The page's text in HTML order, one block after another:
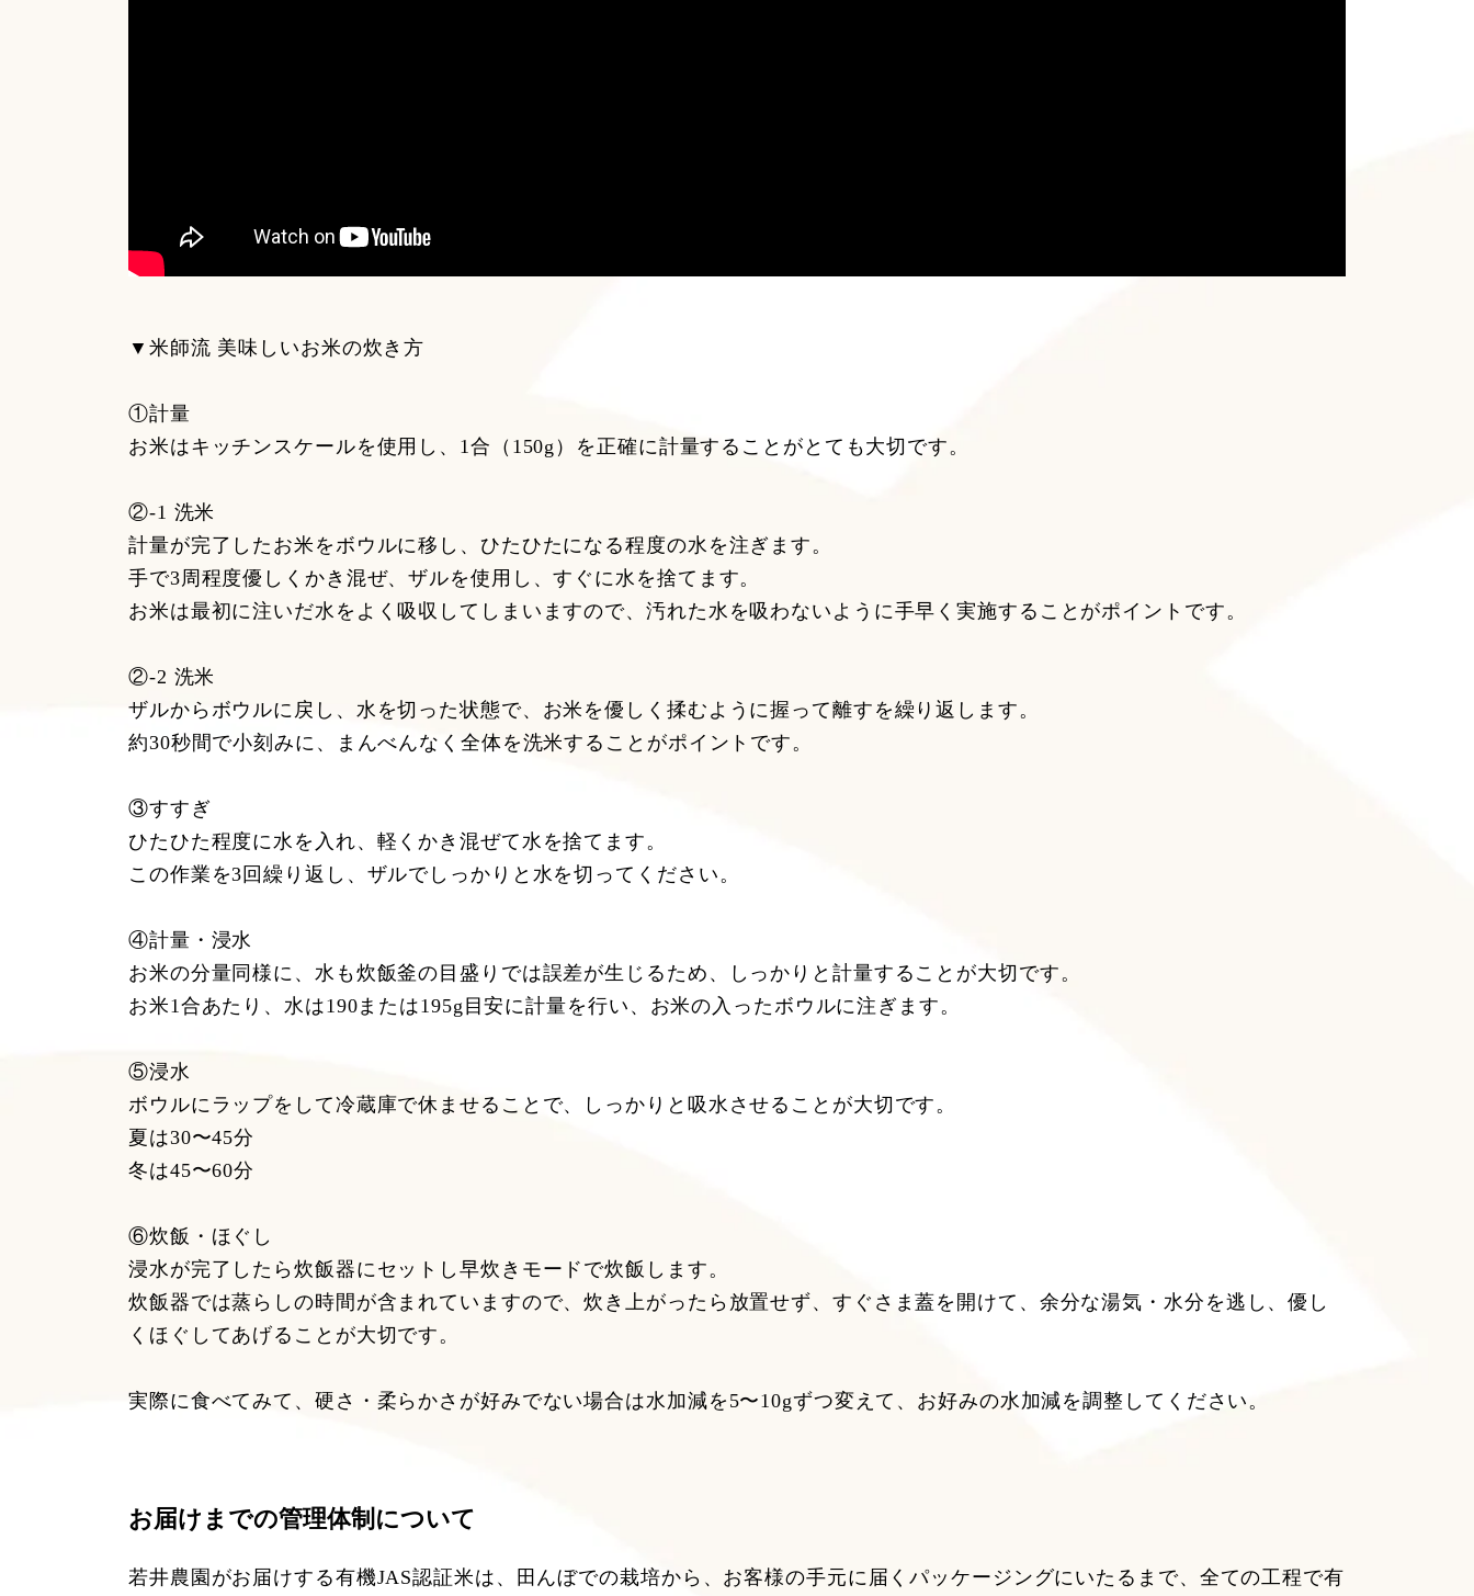
▼米師流 美味しいお米の炊き方
①計量
お米はキッチンスケールを使用し、1合（150g）を正確に計量することがとても大切です。
②-1 洗米
計量が完了したお米をボウルに移し、ひたひたになる程度の水を注ぎます。
手で3周程度優しくかき混ぜ、ザルを使用し、すぐに水を捨てます。
お米は最初に注いだ水をよく吸収してしまいますので、汚れた水を吸わないように手早く実施することがポイントです。
②-2 洗米
ザルからボウルに戻し、水を切った状態で、お米を優しく揉むように握って離すを繰り返します。
約30秒間で小刻みに、まんべんなく全体を洗米することがポイントです。
③すすぎ
ひたひた程度に水を入れ、軽くかき混ぜて水を捨てます。
この作業を3回繰り返し、ザルでしっかりと水を切ってください。
④計量・浸水
お米の分量同様に、水も炊飯釜の目盛りでは誤差が生じるため、しっかりと計量することが大切です。
お米1合あたり、水は190または195g目安に計量を行い、お米の入ったボウルに注ぎます。
⑤浸水
ボウルにラップをして冷蔵庫で休ませることで、しっかりと吸水させることが大切です。
夏は30〜45分
冬は45〜60分
⑥炊飯・ほぐし
浸水が完了したら炊飯器にセットし早炊きモードで炊飯します。
炊飯器では蒸らしの時間が含まれていますので、炊き上がったら放置せず、すぐさま蓋を開けて、余分な湯気・水分を逃し、優し
くほぐしてあげることが大切です。
実際に食べてみて、硬さ・柔らかさが好みでない場合は水加減を5〜10gずつ変えて、お好みの水加減を調整してください。
お届けまでの管理体制について
若井農園がお届けする有機JAS認証米は、田んぼでの栽培から、お客様の手元に届くパッケージングにいたるまで、全ての工程で有